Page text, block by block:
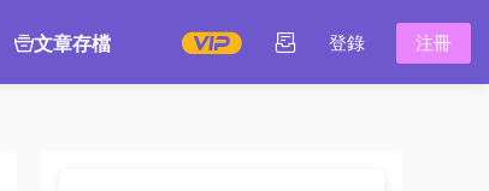
文章存檔 登錄 注冊